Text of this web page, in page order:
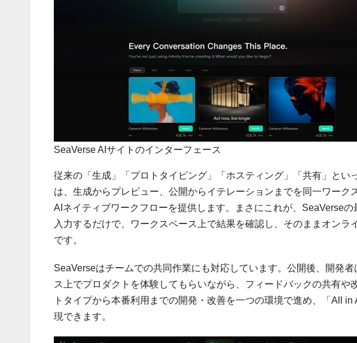
SeaVerse AIサイトのインターフェース
従来の「生成」「プロトタイピング」「ホスティング」「共有」とい
は、生成からプレビュー、公開からイテレーションまでを同一ワー
AIネイティブワークフローを提供します。まさにこれが、SeaVerse
入力するだけで、ワークスペース上で結果を確認し、そのままオン
です。
SeaVerseはチームでの共同作業にも対応しています。公開後、開発
ス上でプロダクトを体験してもらいながら、フィードバックの共有
トタイプから本番利用までの開発・改善を一つの環境で進め、「All
現できます。